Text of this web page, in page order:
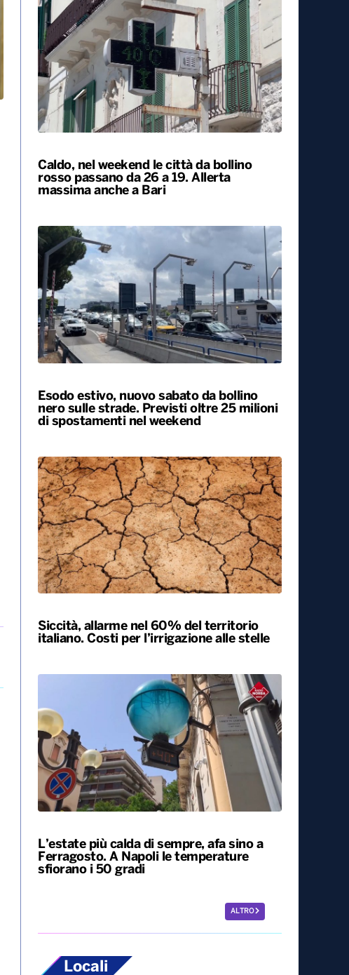
Caldo, nel weekend le città da bollino
rosso passano da 26 a 19. Allerta
massima anche a Bari
Esodo estivo, nuovo sabato da bollino
nero sulle strade. Previsti oltre 25 milioni
di spostamenti nel weekend
Siccità, allarme nel 60% del territorio
italiano. Costi per l’irrigazione alle stelle
L’estate più calda di sempre, afa sino a
Ferragosto. A Napoli le temperature
sfiorano i 50 gradi
ALTRO
Locali